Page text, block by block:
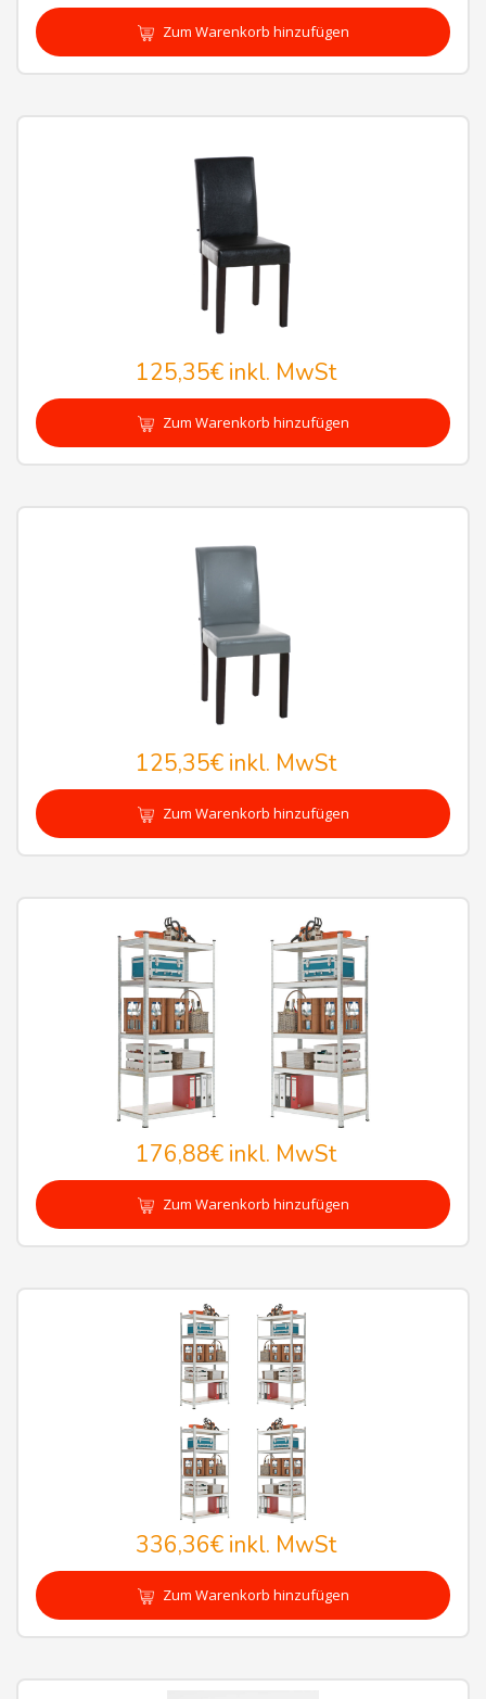
Zum Warenkorb hinzufügen
125,35€inkl. MwSt
Zum Warenkorb hinzufügen
125,35€inkl. MwSt
Zum Warenkorb hinzufügen
176,88€inkl. MwSt
Zum Warenkorb hinzufügen
336,36€inkl. MwSt
Zum Warenkorb hinzufügen